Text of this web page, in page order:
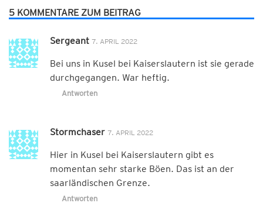
5 KOMMENTARE ZUM BEITRAG
Sergeant 7. APRIL 2022
Bei uns in Kusel bei Kaiserslautern ist sie gerade
durchgegangen. War heftig.
Antworten
Stormchaser 7. APRIL 2022
Hier in Kusel bei Kaiserslautern gibt es
momentan sehr starke Böen. Das ist an der
saarländischen Grenze.
Antworten